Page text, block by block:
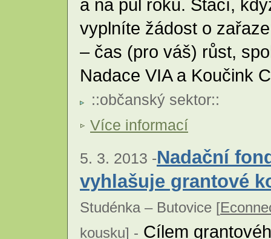
a na půl roku. Stačí,
vyplníte žádost o
– čas (pro váš) růst,
Nadace VIA a Koučink
::občanský sektor::
Více informací
5. 3. 2013 -Nadační
vyhlašuje grantové
Studénka – Butovice [
kousku] - Cílem